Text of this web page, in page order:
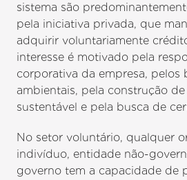
sistema são
pela iniciativa privada, que
adquirir voluntariamente
interesse é motivado pela
corporativa da empresa, pelos
ambientais, pela construção
sustentável e pela busca de
No setor voluntário, qualquer
indivíduo, entidade não-
governo tem a capacidade de